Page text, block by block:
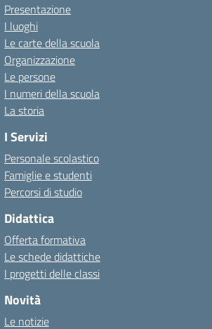
Presentazione
I luoghi
Le carte della scuola
Organizzazione
Le persone
I numeri della scuola
La storia
I Servizi
Personale scolastico
Famiglie e studenti
Percorsi di studio
Didattica
Offerta formativa
Le schede didattiche
I progetti delle classi
Novità
Le notizie